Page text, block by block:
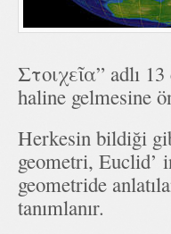
Στοιχεῖα” adlı
haline gelmesine
Herkesin bildiği
geometri, Euclid’
geometride
tanımlanır.